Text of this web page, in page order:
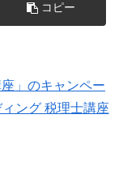
コピー
」のキャンペー
ィング 税理士講座